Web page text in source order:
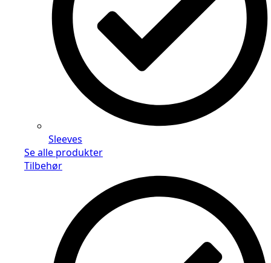
Sleeves
Se alle produkter
Tilbehør